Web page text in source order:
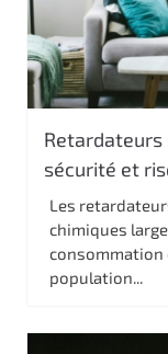
Retardateurs
sécurité et
Les
chimiques
consommation
population...